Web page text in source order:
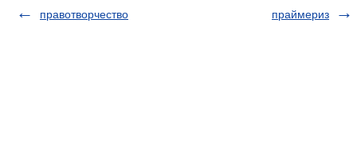
правотворчество праймериз